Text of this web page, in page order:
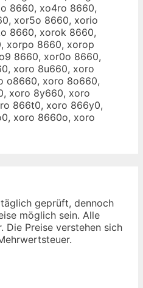
8660, xo4ro 8660,
xor5o 8660, xorio
8660, xorok 8660,
xorpo 8660, xorop
8660, xor0o 8660,
xoro 8u660, xoro
o8660, xoro 8o660,
xoro 8y660, xoro
866t0, xoro 866y0,
xoro 8660o, xoro
geprüft, dennoch
möglich sein. Alle
Die Preise verstehen sich